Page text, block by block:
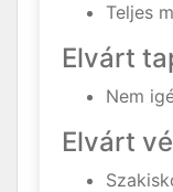
Teljes
Elvárt
Nem
Elvárt